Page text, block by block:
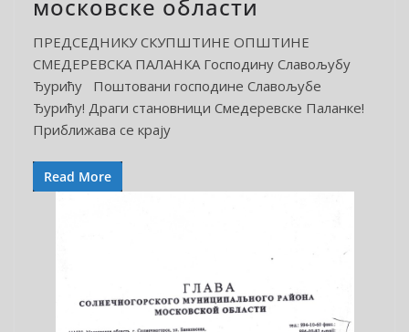
московске области
ПРЕДСЕДНИКУ СКУПШТИНЕ ОПШТИНЕ
СМЕДЕРЕВСКА ПАЛАНКА Господину Славољубу
Ђурићу Поштовани господине Славољубе
Ђурићу! Драги становници Смедеревске Паланке!
Приближава се крају
Read More